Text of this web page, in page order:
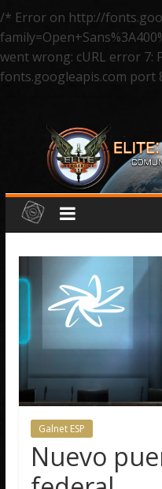
/* Error on http://
went wrong: cURL error 7:
fonts.googleapis.com port
Galnet ESP
Nuevo